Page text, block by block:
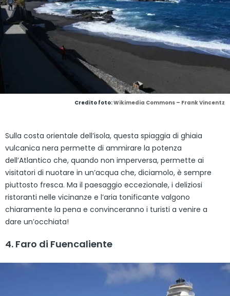
Credito foto:Wikimedia Commons – Frank Vincentz
Sulla costa orientale dell’isola, questa spiaggia di ghiaia
vulcanica nera permette di ammirare la potenza
dell’Atlantico che, quando non imperversa, permette ai
visitatori di nuotare in un’acqua che, diciamolo, è sempre
piuttosto fresca. Ma il paesaggio eccezionale, i deliziosi
ristoranti nelle vicinanze e l’aria tonificante valgono
chiaramente la pena e convinceranno i turisti a venire a
dare un’occhiata!
4. Faro di Fuencaliente